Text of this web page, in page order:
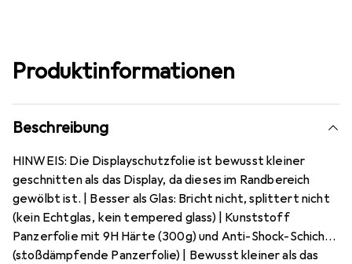
Produktinformationen
Beschreibung
HINWEIS: Die Displayschutzfolie ist bewusst kleiner
geschnitten als das Display, da dieses im Randbereich
gewölbt ist. | Besser als Glas: Bricht nicht, splittert nicht
(kein Echtglas, kein tempered glass) | Kunststoff
Panzerfolie mit 9H Härte (300g) und Anti-Shock-Schicht
(stoßdämpfende Panzerfolie) | Bewusst kleiner als das